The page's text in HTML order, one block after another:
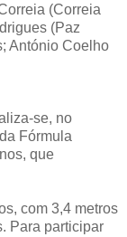
(Correia
(Paz
António Coelho
se, no
Fórmula
que
com 3,4 metros
Para participar